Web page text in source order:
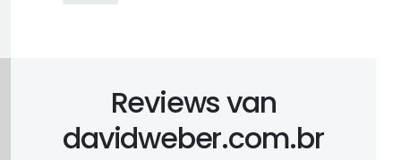
Reviews van
davidweber.com.br